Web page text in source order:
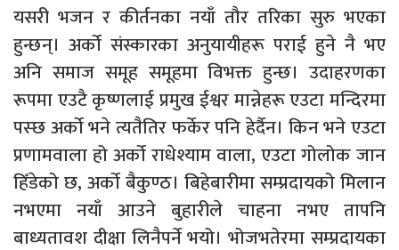
यसरी भजन र कीर्तनका नयाँ तौर तरिका सुरु भएका
हुन्छन्। अर्को संस्कारका अनुयायीहरू पराई हुने नै भए
अनि समाज समूह समूहमा विभक्त हुन्छ। उदाहरणका
रूपमा एउटै कृष्णलाई प्रमुख ईश्वर मान्नेहरू एउटा मन्दिरमा
पस्छ अर्को भने त्यतैतिर फर्केर पनि हेर्दैन। किन भने एउटा
प्रणामवाला हो अर्को राधेश्याम वाला, एउटा गोलोक जान
हिँडेको छ, अर्को बैकुण्ठ। बिहेबारीमा सम्प्रदायको मिलान
नभएमा नयाँ आउने बुहारीले चाहना नभए तापनि
बाध्यतावश दीक्षा लिनैपर्ने भयो। भोजभतेरमा सम्प्रदायका